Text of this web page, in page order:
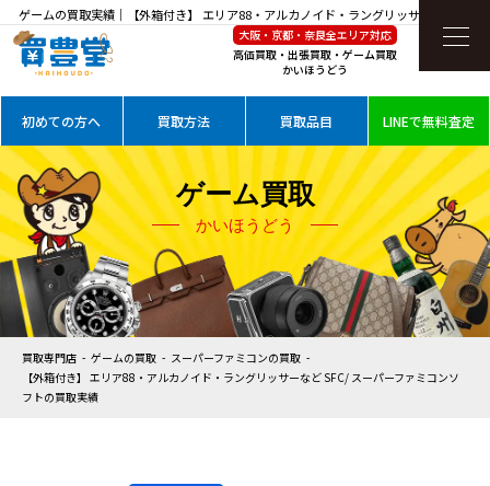
ゲームの買取実績｜【外箱付き】 エリア88・アルカノイド・ラングリッサーなど SFC/
スーパーファミコンソフトを高価買取
大阪・京都・奈良全エリア対応
高価買取・出張買取・ゲーム買取
かいほうどう
初めての方へ 買取方法 買取品目 LINEで無料査定
ゲーム買取
かいほうどう
買取専門店 ゲームの買取
スーパーファミコンの買取
【外箱付き】 エリア88・アルカノイド・ラングリッサーなど SFC/ スーパーファミコンソ
フトの買取実績